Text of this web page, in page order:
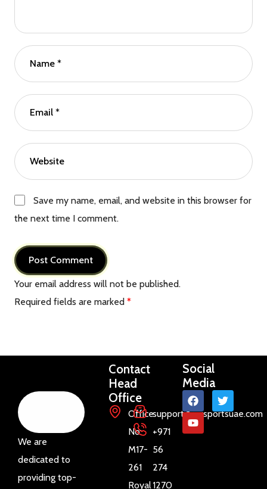
Your email address will not be published.
Required fields are marked *
Save my name, email, and website in this browser for
the next time I comment.
We are
dedicated to
providing top-
Contact
Head
Office
Office
No:
M17-
261
Royal
support@raysportsuae.com
+971
56
274
1270
Social
Media